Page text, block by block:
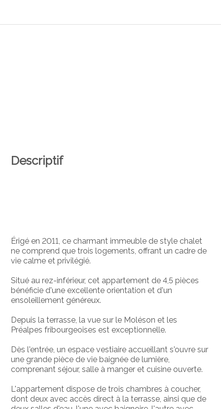
Descriptif
Érigé en 2011, ce charmant immeuble de style chalet
ne comprend que trois logements, offrant un cadre de
vie calme et privilégié.
Situé au rez-inférieur, cet appartement de 4,5 pièces
bénéficie d'une excellente orientation et d'un
ensoleillement généreux.
Depuis la terrasse, la vue sur le Moléson et les
Préalpes fribourgeoises est exceptionnelle.
Dès l'entrée, un espace vestiaire accueillant s'ouvre sur
une grande pièce de vie baignée de lumière,
comprenant séjour, salle à manger et cuisine ouverte.
L'appartement dispose de trois chambres à coucher,
dont deux avec accès direct à la terrasse, ainsi que de